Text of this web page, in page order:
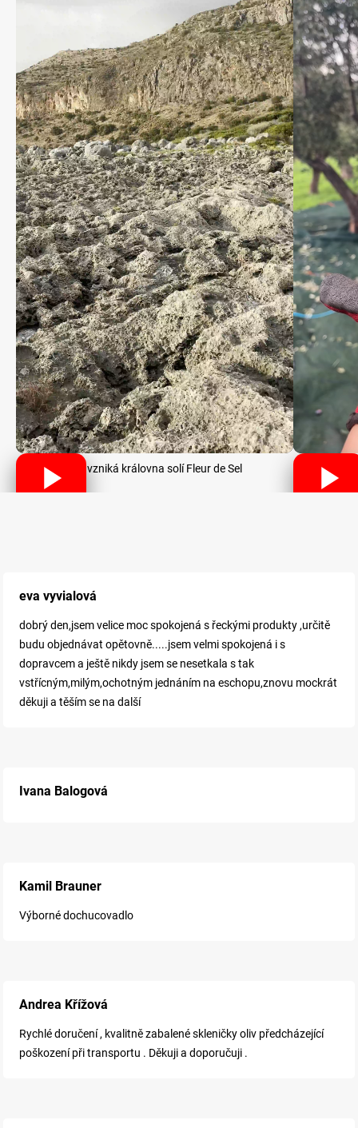
Jak vzniká královna solí Fleur de Sel
eva vyvialová
dobrý den,jsem velice moc spokojená s řeckými produkty ,určitě
budu objednávat opětovně.....jsem velmi spokojená i s
dopravcem a ještě nikdy jsem se nesetkala s tak
vstřícným,milým,ochotným jednáním na eschopu,znovu mockrát
děkuji a těším se na další
Ivana Balogová
Kamil Brauner
Výborné dochucovadlo
Andrea Křížová
Rychlé doručení , kvalitně zabalené skleničky oliv předcházející
poškození při transportu . Děkuji a doporučuji .